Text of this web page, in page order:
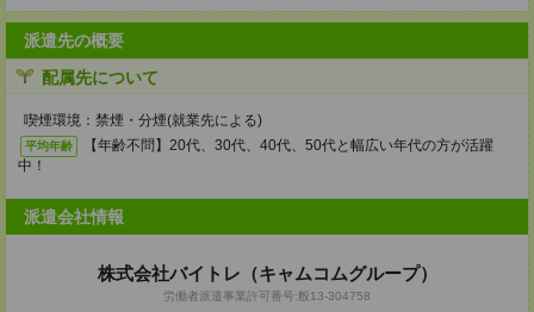
派遣先の概要
配属先について
喫煙環境：禁煙・分煙(就業先による)
平均年齢
【年齢不問】20代、30代、40代、50代と幅広い年代の方が活躍
中！
派遣会社情報
株式会社バイトレ（キャムコムグループ）
労働者派遣事業許可番号:般13-304758